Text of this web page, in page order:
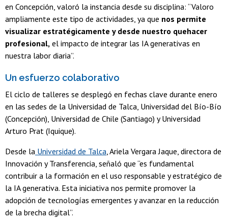
en Concepción, valoró la instancia desde su disciplina: “Valoro
ampliamente este tipo de actividades, ya que nos permite
visualizar estratégicamente y desde nuestro quehacer
profesional, el impacto de integrar las IA generativas en
nuestra labor diaria”.
Un esfuerzo colaborativo
El ciclo de talleres se desplegó en fechas clave durante enero
en las sedes de la Universidad de Talca, Universidad del Bío-Bío
(Concepción), Universidad de Chile (Santiago) y Universidad
Arturo Prat (Iquique).
Desde la Universidad de Talca , Ariela Vergara Jaque, directora de
Innovación y Transferencia, señaló que “es fundamental
contribuir a la formación en el uso responsable y estratégico de
la IA generativa. Esta iniciativa nos permite promover la
adopción de tecnologías emergentes y avanzar en la reducción
de la brecha digital”.